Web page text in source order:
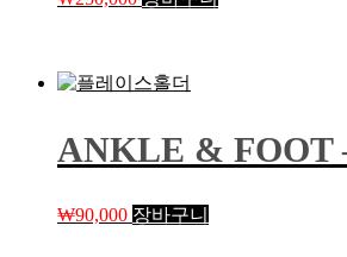
ANKLE & FOOT
₩90,000 장바구니